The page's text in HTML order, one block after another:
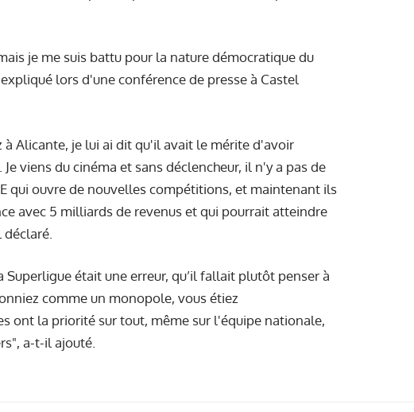
je me suis battu pour la nature démocratique du
lors d'une conférence de presse à Castel
Alicante, je lui ai dit qu'il avait le mérite d'avoir
viens du cinéma et sans déclencheur, il n'y a pas de
qui ouvre de nouvelles compétitions, et maintenant ils
avec 5 milliards de revenus et qui pourrait atteindre
était une erreur, qu’il fallait plutôt penser à
comme un monopole, vous étiez
ont la priorité sur tout, même sur l'équipe nationale,
a-t-il ajouté.